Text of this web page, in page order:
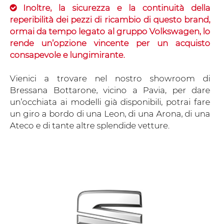
Inoltre, la sicurezza e la continuità della
reperibilità dei pezzi di ricambio di questo brand,
ormai da tempo legato al gruppo Volkswagen, lo
rende un’opzione vincente per un acquisto
consapevole e lungimirante.
Vienici a trovare nel nostro showroom di
Bressana Bottarone, vicino a Pavia, per dare
un’occhiata ai modelli già disponibili, potrai fare
un giro a bordo di una Leon, di una Arona, di una
Ateco e di tante altre splendide vetture.